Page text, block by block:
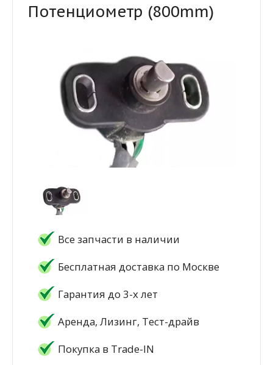
Потенциометр (800mm)
Все запчасти в наличии
Бесплатная доставка по Москве
Гарантия до 3-х лет
Аренда, Лизинг, Тест-драйв
Покупка в Trade-IN